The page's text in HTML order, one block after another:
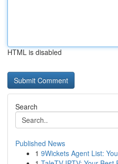
HTML is disabled
Search
Published News
1 9Wickets Agent List: